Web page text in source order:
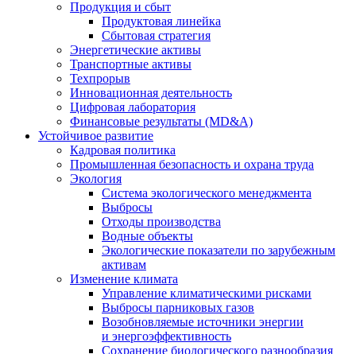
Продукция и сбыт
Продуктовая линейка
Сбытовая стратегия
Энергетические активы
Транспортные активы
Техпрорыв
Инновационная деятельность
Цифровая лаборатория
Финансовые результаты (MD&A)
Устойчивое развитие
Кадровая политика
Промышленная безопасность и охрана труда
Экология
Система экологического менеджмента
Выбросы
Отходы производства
Водные объекты
Экологические показатели по зарубежным
активам
Изменение климата
Управление климатическими рисками
Выбросы парниковых газов
Возобновляемые источники энергии
и энергоэффективность
Сохранение биологического разнообразия